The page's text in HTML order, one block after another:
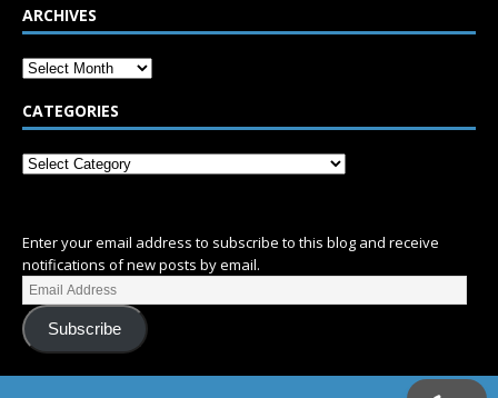
ARCHIVES
CATEGORIES
Enter your email address to subscribe to this blog and receive
notifications of new posts by email.
Subscribe